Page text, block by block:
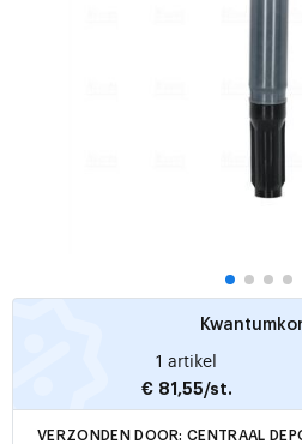
1 artikel
€ 81,55/st.
VERZONDEN DOOR: CENTRAAL